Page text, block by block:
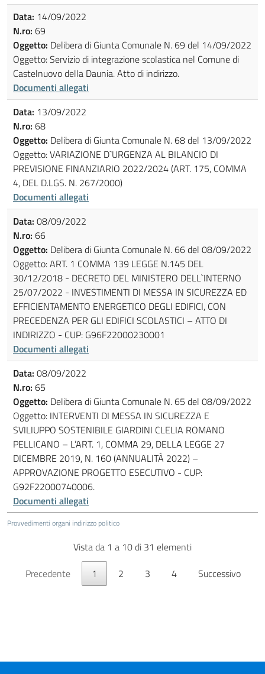
Provvedimenti organi indirizzo politico
Data: 14/09/2022
N.ro: 69
Oggetto: Delibera di Giunta Comunale N. 69 del 14/09/2022
Oggetto: Servizio di integrazione scolastica nel Comune di
Castelnuovo della Daunia. Atto di indirizzo.
Documenti allegati
Data: 13/09/2022
N.ro: 68
Oggetto: Delibera di Giunta Comunale N. 68 del 13/09/2022
Oggetto: VARIAZIONE D`URGENZA AL BILANCIO DI
PREVISIONE FINANZIARIO 2022/2024 (ART. 175, COMMA
4, DEL D.LGS. N. 267/2000)
Documenti allegati
Data: 08/09/2022
N.ro: 66
Oggetto: Delibera di Giunta Comunale N. 66 del 08/09/2022
Oggetto: ART. 1 COMMA 139 LEGGE N.145 DEL
30/12/2018 - DECRETO DEL MINISTERO DELL`INTERNO
25/07/2022 - INVESTIMENTI DI MESSA IN SICUREZZA ED
EFFICIENTAMENTO ENERGETICO DEGLI EDIFICI, CON
PRECEDENZA PER GLI EDIFICI SCOLASTICI – ATTO DI
INDIRIZZO - CUP: G96F22000230001
Documenti allegati
Data: 08/09/2022
N.ro: 65
Oggetto: Delibera di Giunta Comunale N. 65 del 08/09/2022
Oggetto: INTERVENTI DI MESSA IN SICUREZZA E
SVILIUPPO SOSTENIBILE GIARDINI CLELIA ROMANO
PELLICANO – L’ART. 1, COMMA 29, DELLA LEGGE 27
DICEMBRE 2019, N. 160 (ANNUALITÀ 2022) –
APPROVAZIONE PROGETTO ESECUTIVO - CUP:
G92F22000740006.
Documenti allegati
Vista da 1 a 10 di 31 elementi
Precedente
1 2 3 4 Successivo